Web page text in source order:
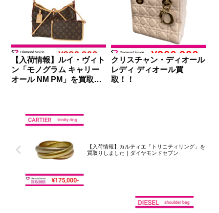
【入荷情報】ルイ・ヴィト
ン「モノグラム キャリー
オール NM PM」を買取り
クリスチャン・ディオール
レディ ディオール買
取！！
【入荷情報】カルティエ「トリニティリング」を
買取りしました｜ダイヤモンドセブン